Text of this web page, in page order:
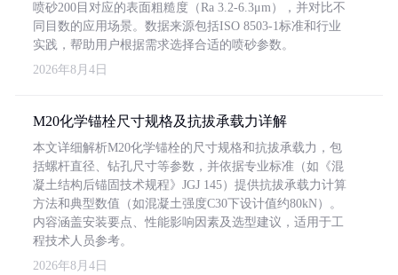
喷砂200目对应的表面粗糙度（Ra 3.2-6.3μm），并对比不
同目数的应用场景。数据来源包括ISO 8503-1标准和行业
实践，帮助用户根据需求选择合适的喷砂参数。
2026年8月4日
M20化学锚栓尺寸规格及抗拔承载力详解
本文详细解析M20化学锚栓的尺寸规格和抗拔承载力，包
括螺杆直径、钻孔尺寸等参数，并依据专业标准（如《混
凝土结构后锚固技术规程》JGJ 145）提供抗拔承载力计算
方法和典型数值（如混凝土强度C30下设计值约80kN）。
内容涵盖安装要点、性能影响因素及选型建议，适用于工
程技术人员参考。
2026年8月4日